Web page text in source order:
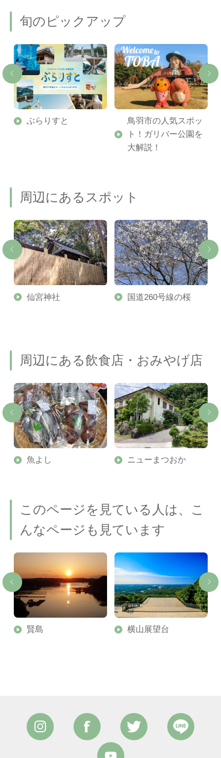
旬のピックアップ
ぶらりすと
鳥羽市の人気スポッ
ト！ガリバー公園を
大解説！
周辺にあるスポット
仙宮神社 国道260号線の桜
周辺にある飲食店・おみやげ店
魚よし ニューまつおか
このページを見ている人は、こ
んなページも見ています
賢島 横山展望台